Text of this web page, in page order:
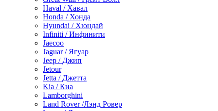
Haval / Хавал
Honda / Хонда
Hyundai / Хюндай
Infiniti / Инфинити
Jaecoo
Jaguar / Ягуар
Jeep / Джип
Jetour
Jetta / Джетта
Kia / Киа
Lamborghini
Land Rover /Лэнд Ровер